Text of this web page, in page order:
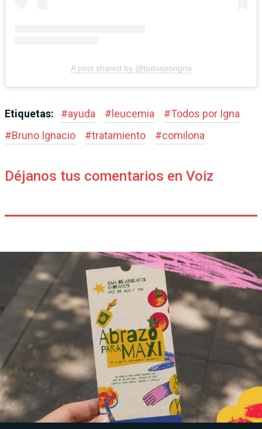
A post shared by @todosporigna
Etiquetas: #ayuda #leucemia #Todos por Igna
#Bruno Ignacio #tratamiento #comilona
Déjanos tus comentarios en Voiz